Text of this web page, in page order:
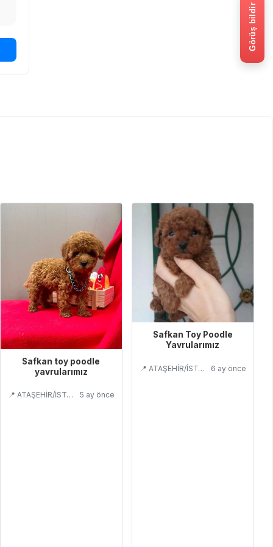
Safkan toy poodle
yavrularımız
📍 ATAŞEHİR/İSTANBUL 5 ay önce
Safkan Toy Poodle
Yavrularımız
📍 ATAŞEHİR/İSTANBUL 6 ay önce
Görüş bildir